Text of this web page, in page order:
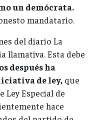
un demócrata.
mandatario.
del diario La
llamativa. Esta debe
después ha
de ley, que
Especial de
hace